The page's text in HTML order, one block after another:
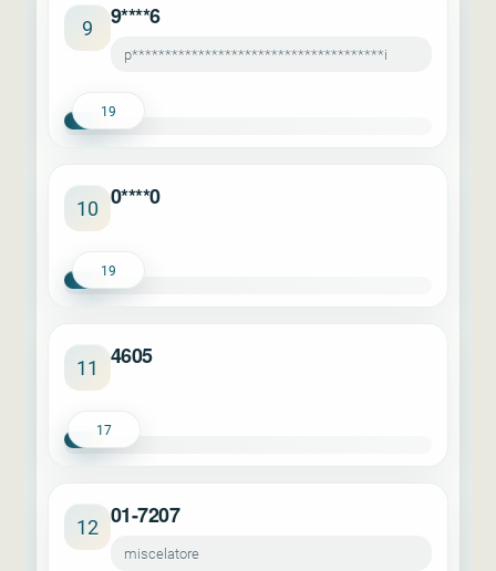
9 9****6
p**************************************i
19
10 0****0
19
11 4605
17
12 01-7207
miscelatore